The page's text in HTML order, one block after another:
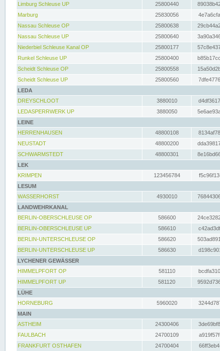
Limburg Schleuse UP
25800440
Marburg
25830056
Nassau Schleuse OP
25800638
Nassau Schleuse UP
25800640
Niederbiel Schleuse Kanal OP
25800177
Runkel Schleuse UP
25800400
Scheidt Schleuse OP
25800558
Scheidt Schleuse UP
25800560
LEDA
DREYSCHLOOT
3880010
LEDASPERRWERK UP
3880050
LEINE
HERRENHAUSEN
48800108
NEUSTADT
48800200
SCHWARMSTEDT
48800301
LEK
KRIMPEN
123456784
LESUM
WASSERHORST
4930010
LANDWEHRKANAL
BERLIN-OBERSCHLEUSE OP
586600
BERLIN-OBERSCHLEUSE UP
586610
BERLIN-UNTERSCHLEUSE OP
586620
BERLIN-UNTERSCHLEUSE UP
586630
LYCHENER GEWÄSSER
HIMMELPFORT OP
581110
HIMMELPFORT UP
581120
LÜHE
HORNEBURG
5960020
MAIN
ASTHEIM
24300406
FAULBACH
24700109
FRANKFURT OSTHAFEN
24700404